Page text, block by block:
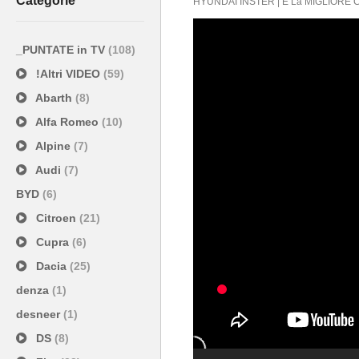
_PUNTATE in TV (108)
!Altri VIDEO (59)
Abarth (8)
Alfa Romeo (10)
Alpine (7)
Audi (7)
BYD (6)
Citroen (21)
Cupra (6)
Dacia (25)
denza (1)
desneer(1)
DS (8)